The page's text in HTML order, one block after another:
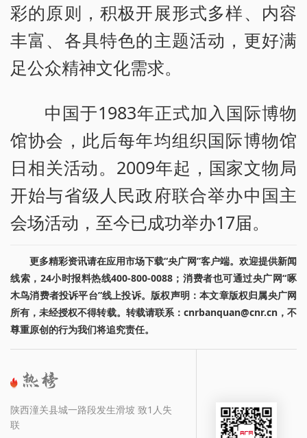
彩的原则，积极开展形式多样、内容
丰富、各具特色的主题活动，更好满
足公众精神文化需求。
中国于1983年正式加入国际博物
馆协会，此后每年均组织国际博物馆
日相关活动。2009年起，国家文物局
开始与省级人民政府联合举办中国主
会场活动，至今已成功举办17届。
更多精彩资讯请在应用市场下载“央广网”客户端。欢迎提供新闻
线索，24小时报料热线400-800-0088；消费者也可通过央广网“啄
木鸟消费者投诉平台”线上投诉。版权声明：本文章版权归属央广网
所有，未经授权不得转载。转载请联系：cnrbanquan@cnr.cn，不
尊重原创的行为我们将追究责任。
陕西潼关县城一路段发生滑坡 致1人失
联